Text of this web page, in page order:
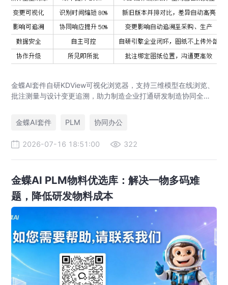
金蝶AI套件自研KDView可视化浏览器，支持三维模型在线浏览、
批注测量与设计变更追溯，助力制造企业打通研发制造协同全链
金蝶AI套件
PLM 协同办公
2026-07-16 18:51:00 322
金蝶AI PLM物料优选库：解决一物多码难
题，降低研发物料成本